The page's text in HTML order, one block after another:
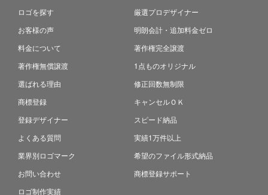
ロゴを探す
お客様の声
料金について
著作権無償譲渡
選ばれる理由
商標登録
登録デザイナー
よくある質問
業界別ロゴマーク
お問い合わせ
ロゴ制作実績
厳選プロデザイナー
明朗会計・追加料金ゼロ
著作権完全譲渡
1点ものオリジナル
修正回数無制限
キャンセルＯＫ
スピード納品
実績1万件以上
希望のファイル形式納品
商標登録サポート